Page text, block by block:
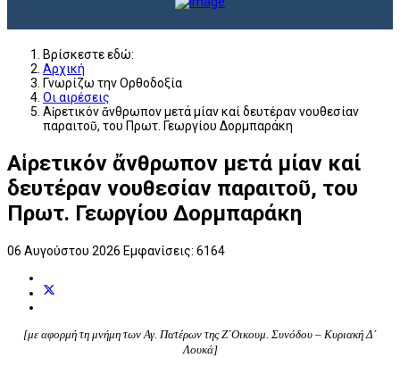
Βρίσκεστε εδώ:
Αρχική
Γνωρίζω την Ορθοδοξία
Οι αιρέσεις
Αἱρετικόν ἄνθρωπον μετά μίαν καί δευτέραν νουθεσίαν
παραιτοῦ, του Πρωτ. Γεωργίου Δορμπαράκη
Αἱρετικόν ἄνθρωπον μετά μίαν καί
δευτέραν νουθεσίαν παραιτοῦ, του
Πρωτ. Γεωργίου Δορμπαράκη
06 Αυγούστου 2026 Εμφανίσεις: 6164
[με αφορμή τη μνήμη των Αγ. Πατέρων της Ζ΄Οικουμ. Συνόδου – Κυριακή Δ΄
Λουκά]